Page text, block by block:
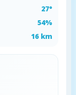
27°
54%
16 km